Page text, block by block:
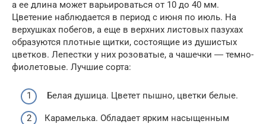
а ее длина может варьироваться от 10 до 40 мм.
Цветение наблюдается в период с июня по июль. На
верхушках побегов, а еще в верхних листовых пазухах
образуются плотные щитки, состоящие из душистых
цветков. Лепестки у них розоватые, а чашечки ― темно-
фиолетовые. Лучшие сорта:
Белая душица. Цветет пышно, цветки белые.
Карамелька. Обладает ярким насыщенным